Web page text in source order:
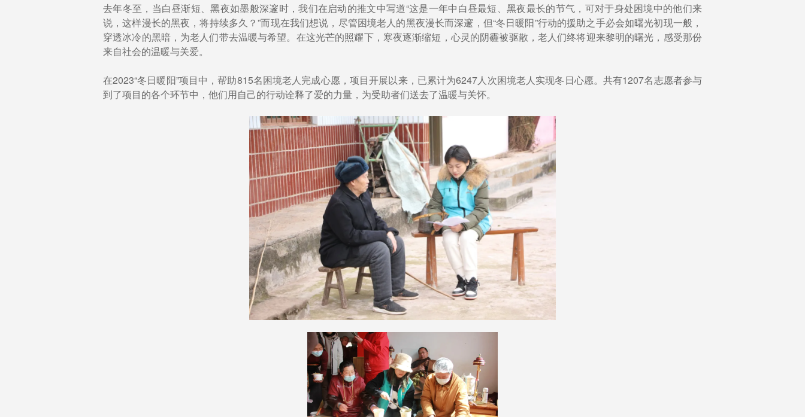
去年冬至，当白昼渐短、黑夜如墨般深邃时，我们在启动的推文中写道“这是一年中白昼最短、黑夜最长的节气，可对于身处困境中的他们来
说，这样漫长的黑夜，将持续多久？”而现在我们想说，尽管困境老人的黑夜漫长而深邃，但“冬日暖阳”行动的援助之手必会如曙光初现一般，
穿透冰冷的黑暗，为老人们带去温暖与希望。在这光芒的照耀下，寒夜逐渐缩短，心灵的阴霾被驱散，老人们终将迎来黎明的曙光，感受那份
来自社会的温暖与关爱。
在2023“冬日暖阳”项目中，帮助815名困境老人完成心愿，项目开展以来，已累计为6247人次困境老人实现冬日心愿。共有1207名志愿者参与
到了项目的各个环节中，他们用自己的行动诠释了爱的力量，为受助者们送去了温暖与关怀。